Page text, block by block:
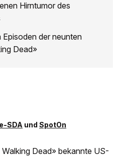
Hirntumor des
Episoden der neunten
Dead»
SDA und SpotOn
Dead» bekannte US-